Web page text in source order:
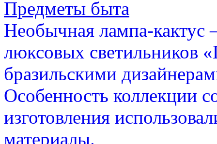
Предметы быта
Необычная лампа-кактус
люксовых светильников
бразильскими
Особенность коллекции
изготовления
материалы.